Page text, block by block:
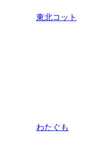
東北コット
わたぐも